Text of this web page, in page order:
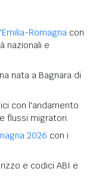
Romagna con
nazionali e
nata a Bagnara di
con l'andamento
flussi migratori.
2026 con i
e codici ABI e